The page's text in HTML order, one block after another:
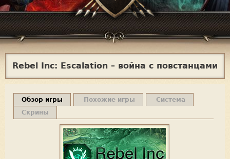
Rebel Inc: Escalation – война с повстанцами
Обзор игры Похожие игры
Система
Скрины